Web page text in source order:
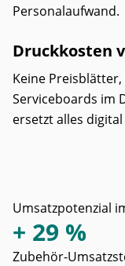
Personalaufwand.
Druckkosten
Keine
Serviceboards im
ersetzt alles
Umsatzpotenzial
+ 29 %
Zubehör-